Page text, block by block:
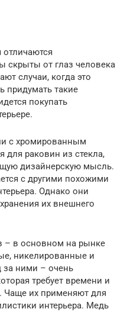
скрыты от глаз человека
случаи, когда это
придумать такие
покупать
с хромированным
раковин из стекла,
дизайнерскую мысль.
с другими похожими
Однако они
их внешнего
– в основном на рынке
никелированные и
ними – очень
требует времени и
Чаще их применяют для
интерьера. Медь